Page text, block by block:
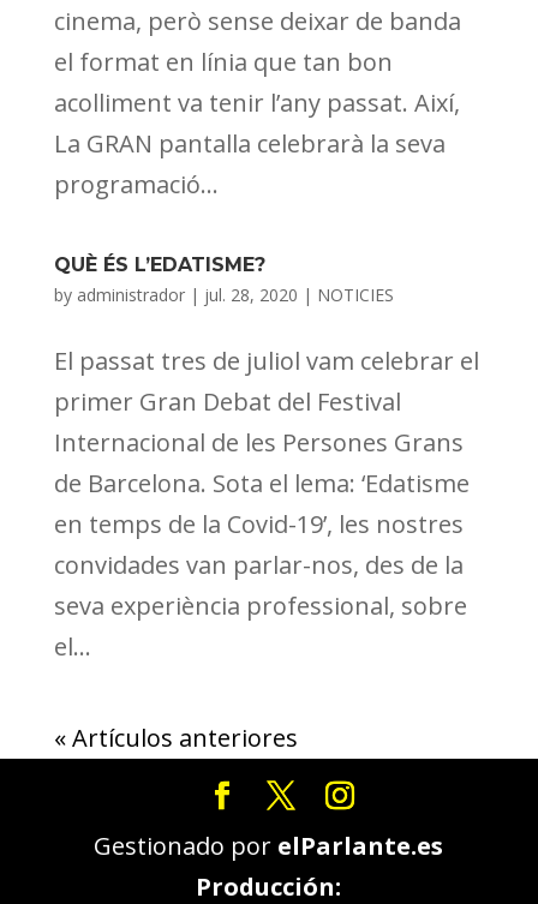
cinema, però sense deixar de banda
el format en línia que tan bon
acolliment va tenir l’any passat. Així,
La GRAN pantalla celebrarà la seva
programació...
QUÈ ÉS L’EDATISME?
by administrador| jul. 28, 2020 | NOTICIES
El passat tres de juliol vam celebrar el
primer Gran Debat del Festival
Internacional de les Persones Grans
de Barcelona. Sota el lema: ‘Edatisme
en temps de la Covid-19’, les nostres
convidades van parlar-nos, des de la
seva experiència professional, sobre
el...
« Artículos anteriores
Gestionado por elParlante.es
Producción: